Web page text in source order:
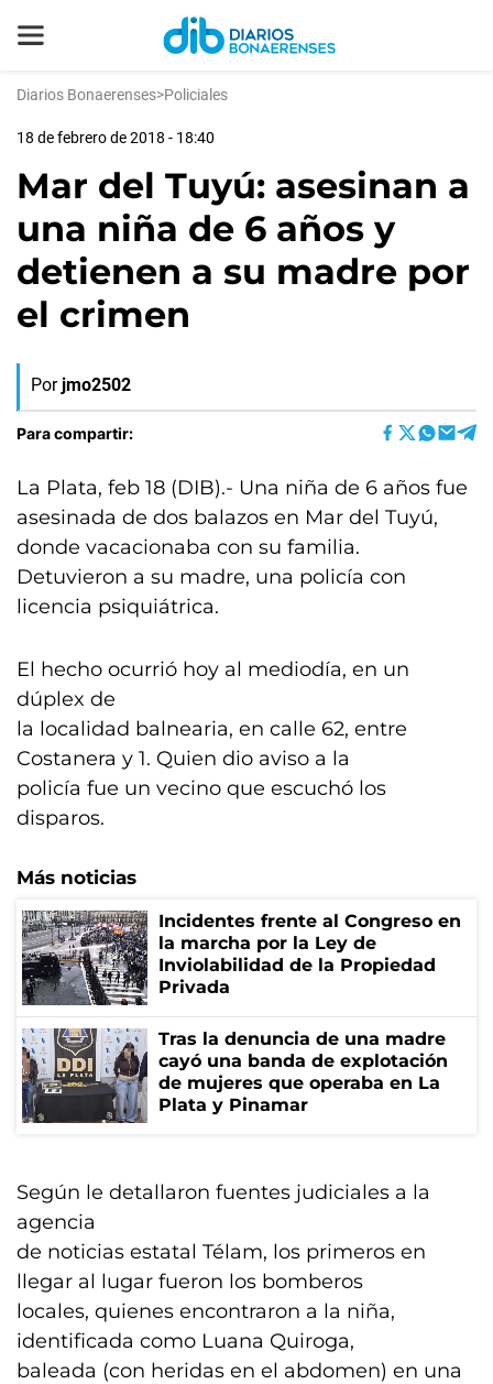
Diarios Bonaerenses>Policiales
18 de febrero de 2018 - 18:40
Mar del Tuyú: asesinan a
una niña de 6 años y
detienen a su madre por
el crimen
Por jmo2502
Para compartir:
La Plata, feb 18 (DIB).- Una niña de 6 años fue
asesinada de dos balazos en Mar del Tuyú,
donde vacacionaba con su familia.
Detuvieron a su madre, una policía con
licencia psiquiátrica.
El hecho ocurrió hoy al mediodía, en un
dúplex de
la localidad balnearia, en calle 62, entre
Costanera y 1. Quien dio aviso a la
policía fue un vecino que escuchó los
disparos.
Más noticias
Incidentes frente al Congreso en
la marcha por la Ley de
Inviolabilidad de la Propiedad
Privada
Tras la denuncia de una madre
cayó una banda de explotación
de mujeres que operaba en La
Plata y Pinamar
Según le detallaron fuentes judiciales a la
agencia
de noticias estatal Télam, los primeros en
llegar al lugar fueron los bomberos
locales, quienes encontraron a la niña,
identificada como Luana Quiroga,
baleada (con heridas en el abdomen) en una